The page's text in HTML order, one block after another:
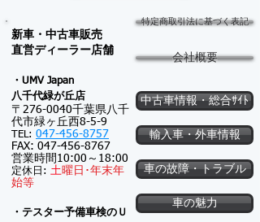
特定商取引法に基づく表記
会社概要
中古車情報・総合ｻｲﾄ
輸入車・外車情報
車の故障・トラブル
車の魅力
新車・中古車販売
​直営ディーラー店舗
・UMV Japan
八千代緑が丘店
〒276-0040千葉県八千
代市緑ヶ丘西8-5-9
TEL: 047-456-8757
FAX: 047-456-8767
営業時間10:00～18:00
定休日: 土曜日･年末年
始等
・テスター予備車検のＵ